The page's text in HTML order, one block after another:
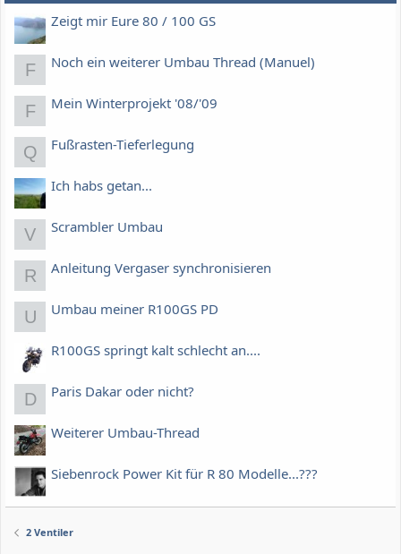
Zeigt mir Eure 80 / 100 GS
F Noch ein weiterer Umbau Thread (Manuel)
F Mein Winterprojekt '08/'09
Q Fußrasten-Tieferlegung
Ich habs getan...
V Scrambler Umbau
R Anleitung Vergaser synchronisieren
U Umbau meiner R100GS PD
R100GS springt kalt schlecht an....
D Paris Dakar oder nicht?
Weiterer Umbau-Thread
Siebenrock Power Kit für R 80 Modelle...???
2 Ventiler